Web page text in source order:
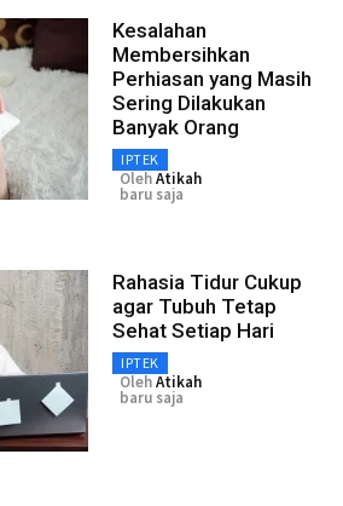
Kesalahan
Membersihkan
Perhiasan yang Masih
Sering Dilakukan
Banyak Orang
IPTEK
OlehAtikah
baru saja
Rahasia Tidur Cukup
agar Tubuh Tetap
Sehat Setiap Hari
IPTEK
OlehAtikah
baru saja